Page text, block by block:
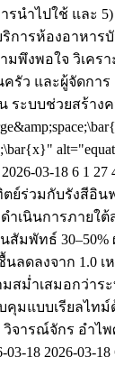
รนำไปใช้ และ
การห้องอาหาร
พึงพอใจ วิเคร
รัว และผู้จัดกา
ระบบช่วยสร้าง
2026-03-18 6 1 27
ตย์ร่วมกับรังสีอิ
ำเนินการภายใ
มพัทธ์
ลดลงจาก 1.0 เ
สม่ำเสมอกว่าร
มแบบเรียลไทม์
วิจารณ์จักร อำไ
03-18 2026-03-18